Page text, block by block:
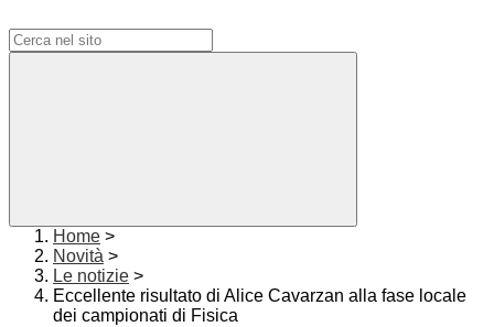
Home >
Novità >
Le notizie >
Eccellente risultato di Alice Cavarzan alla fase locale
dei campionati di Fisica